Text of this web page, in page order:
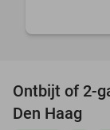
Ontbijt of 2-
Den Haag